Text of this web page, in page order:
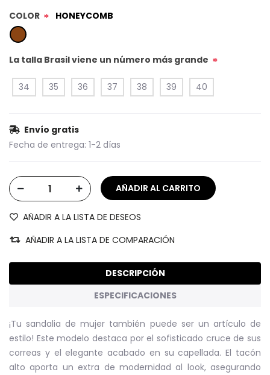
COLOR * HONEYCOMB
La talla Brasil viene un número más grande *
34 35 36 37 38 39 40
Envío gratis
Fecha de entrega: 1-2 días
AÑADIR A LA LISTA DE DESEOS
AÑADIR A LA LISTA DE COMPARACIÓN
DESCRIPCIÓN
ESPECIFICACIONES
¡Tu sandalia de mujer también puede ser un artículo de
estilo! Este modelo destaca por el sofisticado cruce de sus
correas y el elegante acabado en su capellada. El tacón
alto aporta un extra de modernidad al look, asegurando